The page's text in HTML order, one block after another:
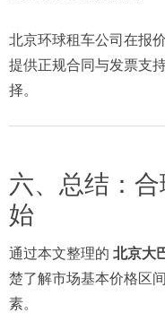
北京环球租车公司在报
提供正规合同与发票支
择。
六、总结：
始
通过本文整理的 北京大
楚了解市场基本价格区
素。